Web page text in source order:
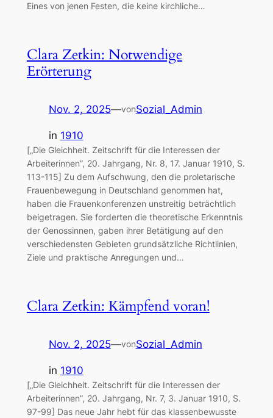
Eines von jenen Festen, die keine kirchliche…
Clara Zetkin: Notwendige
Erörterung
Nov. 2, 2025—vonSozial_Admin
in 1910
[„Die Gleichheit. Zeitschrift für die Interessen der
Arbeiterinnen”, 20. Jahrgang, Nr. 8, 17. Januar 1910, S.
113-115] Zu dem Aufschwung, den die proletarische
Frauenbewegung in Deutschland genommen hat,
haben die Frauenkonferenzen unstreitig beträchtlich
beigetragen. Sie forderten die theoretische Erkenntnis
der Genossinnen, gaben ihrer Betätigung auf den
verschiedensten Gebieten grundsätzliche Richtlinien,
Ziele und praktische Anregungen und…
Clara Zetkin: Kämpfend voran!
Nov. 2, 2025—vonSozial_Admin
in 1910
[„Die Gleichheit. Zeitschrift für die Interessen der
Arbeiterinnen”, 20. Jahrgang, Nr. 7, 3. Januar 1910, S.
97-99] Das neue Jahr hebt für das klassenbewusste